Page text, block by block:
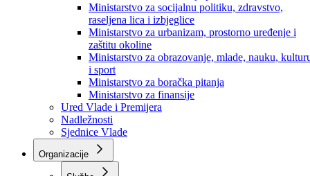
Ministarstvo za privredu
Ministarstvo za pravosuđe, upravu i radne odnose
Ministarstvo za unutrašnje poslove
Ministarstvo za socijalnu politiku, zdravstvo,
raseljena lica i izbjeglice
Ministarstvo za urbanizam, prostorno uređenje i
zaštitu okoline
Ministarstvo za obrazovanje, mlade, nauku,
i sport
Ministarstvo za boračka pitanja
Ministarstvo za finansije
Ured Vlade i Premijera
Nadležnosti
Sjednice Vlade